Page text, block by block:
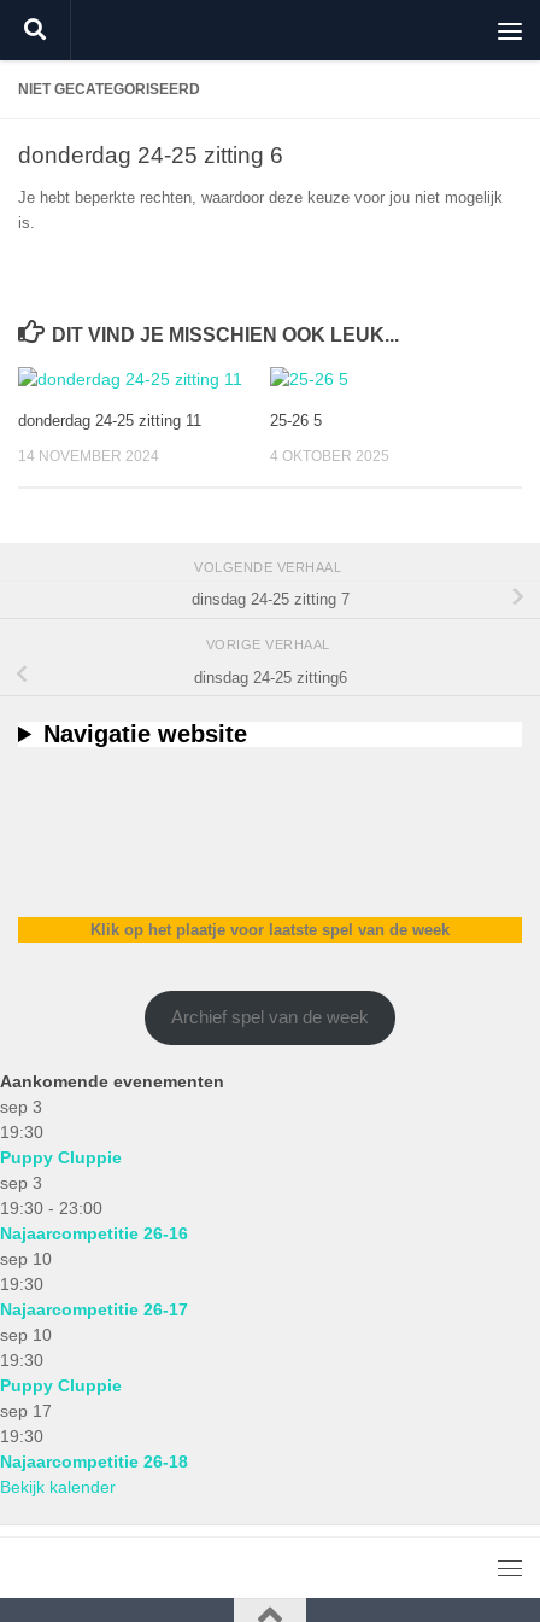
Doorgaan naar inhoud
NIET GECATEGORISEERD
donderdag 24-25 zitting 6
Je hebt beperkte rechten, waardoor deze keuze voor jou niet mogelijk
is.
DIT VIND JE MISSCHIEN OOK LEUK...
donderdag 24-25 zitting 11
14 NOVEMBER 2024
25-26 5
4 OKTOBER 2025
VOLGENDE VERHAAL
dinsdag 24-25 zitting 7
VORIGE VERHAAL
dinsdag 24-25 zitting6
Navigatie website
Klik op het plaatje voor laatste spel van de week
Archief spel van de week
Aankomende evenementen
sep 3
19:30
Puppy Cluppie
sep 3
19:30 - 23:00
Najaarcompetitie 26-16
sep 10
19:30
Najaarcompetitie 26-17
sep 10
19:30
Puppy Cluppie
sep 17
19:30
Najaarcompetitie 26-18
Bekijk kalender